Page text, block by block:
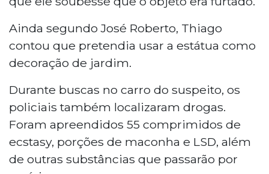
Ainda segundo José Roberto, Thiago
contou que pretendia usar a estátua como
decoração de jardim.
Durante buscas no carro do suspeito, os
policiais também localizaram drogas.
Foram apreendidos 55 comprimidos de
ecstasy, porções de maconha e LSD, além
de outras substâncias que passarão por